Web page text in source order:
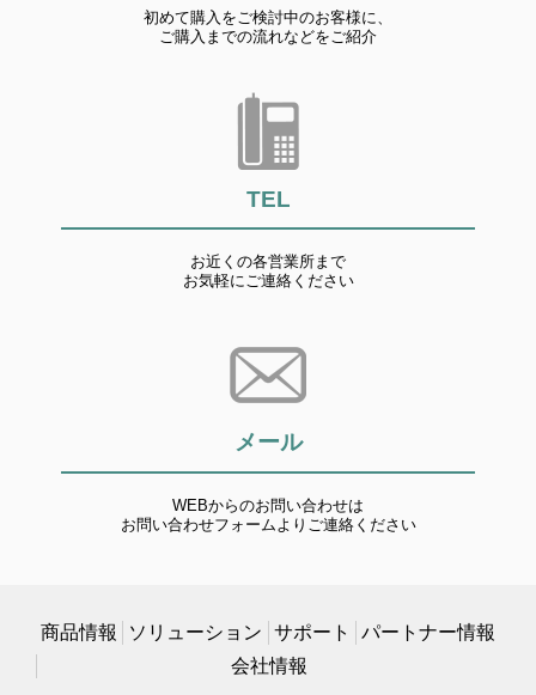
初めて購入をご検討中のお客様に、
ご購入までの流れなどをご紹介
TEL
お近くの各営業所まで
お気軽にご連絡ください
メール
WEBからのお問い合わせは
お問い合わせフォームよりご連絡ください
商品情報 ソリューション サポート
パートナー情報
会社情報